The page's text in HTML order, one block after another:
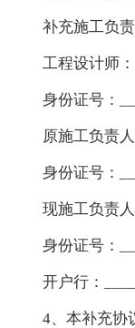
补充施工负责
工程设计师：
身份证号：
原施工负责人
身份证号：
现施工负责人
身份证号：
开户行：
4、本补充协议